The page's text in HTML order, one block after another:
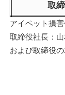
取
アイペット損
取締役社長：
および取締役